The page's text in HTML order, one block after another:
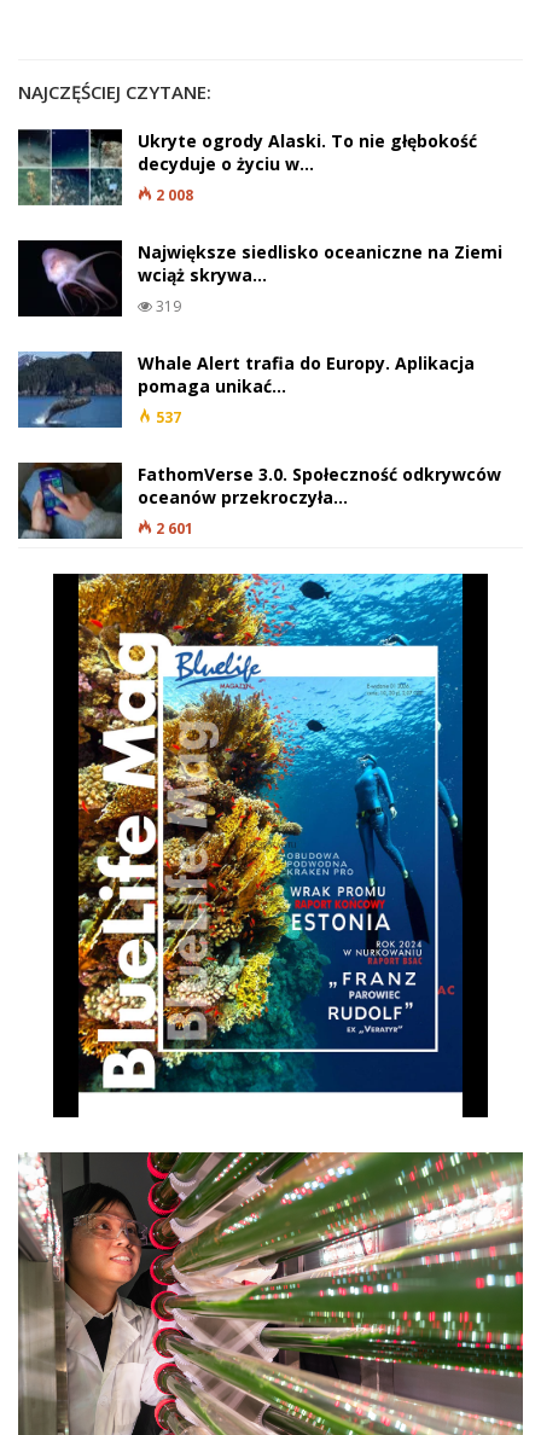
NAJCZĘŚCIEJ CZYTANE:
Ukryte ogrody Alaski. To nie głębokość
decyduje o życiu w…
2 008
Największe siedlisko oceaniczne na Ziemi
wciąż skrywa…
319
Whale Alert trafia do Europy. Aplikacja
pomaga unikać…
537
FathomVerse 3.0. Społeczność odkrywców
oceanów przekroczyła…
2 601